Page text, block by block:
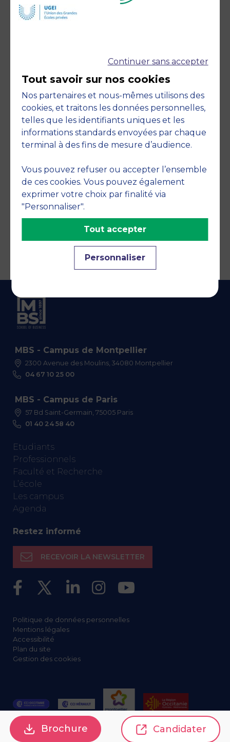
Engagements
MBS - Campus de Montpellier
2300 Avenue des Moulins, 34080 Montpellier
04 67 10 25 00
MBS - Campus de Paris
57 Bd Saint-Germain, 75005 Paris
01 40 24 58 40
Etudiants
Professionnels
Faculté et Recherche
L’école
Les campus
Agenda
Restez informé
RECEVOIR LA NEWSLETTER
Politique de données personnelles
Mentions légales
Accessibilité
Plan du site
Gestion des cookies
Continuer sans accepter
Tout savoir sur nos cookies
Nos partenaires et nous-mêmes utilisons des
cookies, et traitons les données personnelles,
telles que les identifiants uniques et les
informations standards envoyées par chaque
terminal à des fins de mesure d’audience.
Vous pouvez refuser ou accepter l’ensemble
de ces cookies. Vous pouvez également
exprimer votre choix par finalité via
"Personnaliser".
Personnaliser
Tout accepter
Brochure Candidater